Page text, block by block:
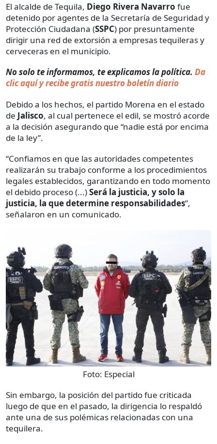
El alcalde de Tequila, Diego Rivera Navarro fue
detenido por agentes de la Secretaría de Seguridad y
Protección Ciudadana (SSPC) por presuntamente
dirigir una red de extorsión a empresas tequileras y
cerveceras en el municipio.
No solo te informamos, te explicamos la política. Da
clic aquí y recibe gratis nuestro boletín diario
Debido a los hechos, el partido Morena en el estado
de Jalisco, al cual pertenece el edil, se mostró acorde
a la decisión asegurando que “nadie está por encima
de la ley”.
“Confiamos en que las autoridades competentes
realizarán su trabajo conforme a los procedimientos
legales establecidos, garantizando en todo momento
el debido proceso (...)Será la justicia, y solo la
justicia, la que determine responsabilidades”,
señalaron en un comunicado.
Foto: Especial
Sin embargo, la posición del partido fue criticada
luego de que en el pasado, la dirigencia lo respaldó
ante una de sus polémicas relacionadas con una
tequilera.